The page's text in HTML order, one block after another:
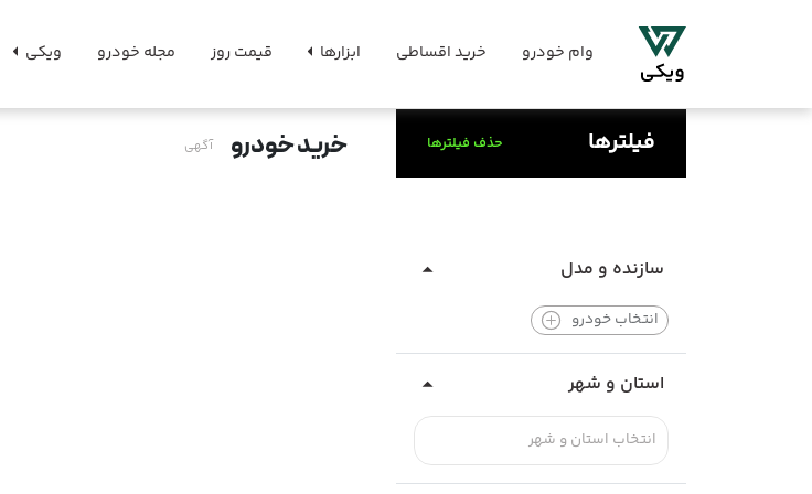
وام خودرو خرید اقساطی ابزارها قیمت روز مجله خودرو ویکی
فیلترها حذف فیلترها
سازنده و مدل
انتخاب خودرو
استان و شهر
انتخاب استان و شهر
خرید خودرو آگهی